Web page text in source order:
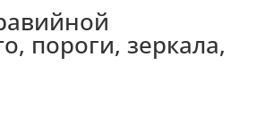
пороги, зеркала,